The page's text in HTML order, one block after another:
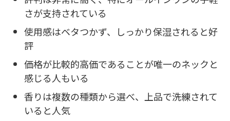
さが支持されている
使用感はベタつかず、しっかり保湿されると好
評
価格が比較的高価であることが唯一のネックと
感じる人もいる
香りは複数の種類から選べ、上品で洗練されて
いると人気